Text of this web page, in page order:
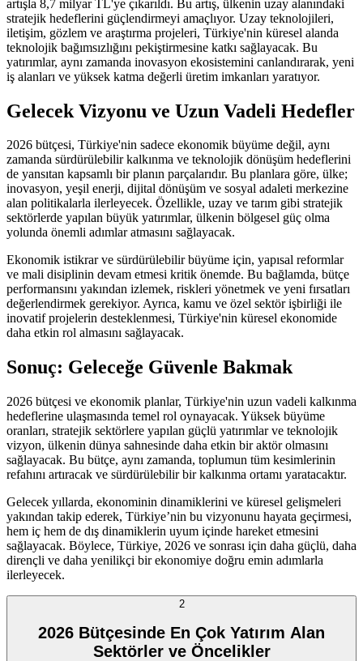
artışla 8,7 milyar TL'ye çıkarıldı. Bu artış, ülkenin uzay alanındaki
stratejik hedeflerini güçlendirmeyi amaçlıyor. Uzay teknolojileri,
iletişim, gözlem ve araştırma projeleri, Türkiye'nin küresel alanda
teknolojik bağımsızlığını pekiştirmesine katkı sağlayacak. Bu
yatırımlar, aynı zamanda inovasyon ekosistemini canlandırarak, yeni
iş alanları ve yüksek katma değerli üretim imkanları yaratıyor.
Gelecek Vizyonu ve Uzun Vadeli Hedefler
2026 bütçesi, Türkiye'nin sadece ekonomik büyüme değil, aynı
zamanda sürdürülebilir kalkınma ve teknolojik dönüşüm hedeflerini
de yansıtan kapsamlı bir planın parçalarıdır. Bu planlara göre, ülke;
inovasyon, yeşil enerji, dijital dönüşüm ve sosyal adaleti merkezine
alan politikalarla ilerleyecek. Özellikle, uzay ve tarım gibi stratejik
sektörlerde yapılan büyük yatırımlar, ülkenin bölgesel güç olma
yolunda önemli adımlar atmasını sağlayacak.
Ekonomik istikrar ve sürdürülebilir büyüme için, yapısal reformlar
ve mali disiplinin devam etmesi kritik önemde. Bu bağlamda, bütçe
performansını yakından izlemek, riskleri yönetmek ve yeni fırsatları
değerlendirmek gerekiyor. Ayrıca, kamu ve özel sektör işbirliği ile
inovatif projelerin desteklenmesi, Türkiye'nin küresel ekonomide
daha etkin rol almasını sağlayacak.
Sonuç: Geleceğe Güvenle Bakmak
2026 bütçesi ve ekonomik planlar, Türkiye'nin uzun vadeli kalkınma
hedeflerine ulaşmasında temel rol oynayacak. Yüksek büyüme
oranları, stratejik sektörlere yapılan güçlü yatırımlar ve teknolojik
vizyon, ülkenin dünya sahnesinde daha etkin bir aktör olmasını
sağlayacak. Bu bütçe, aynı zamanda, toplumun tüm kesimlerinin
refahını artıracak ve sürdürülebilir bir kalkınma ortamı yaratacaktır.
Gelecek yıllarda, ekonominin dinamiklerini ve küresel gelişmeleri
yakından takip ederek, Türkiye’nin bu vizyonunu hayata geçirmesi,
hem iç hem de dış dinamiklerin uyum içinde hareket etmesini
sağlayacak. Böylece, Türkiye, 2026 ve sonrası için daha güçlü, daha
dirençli ve daha yenilikçi bir ekonomiye doğru emin adımlarla
ilerleyecek.
2
2026 Bütçesinde En Çok Yatırım Alan
Sektörler ve Öncelikler